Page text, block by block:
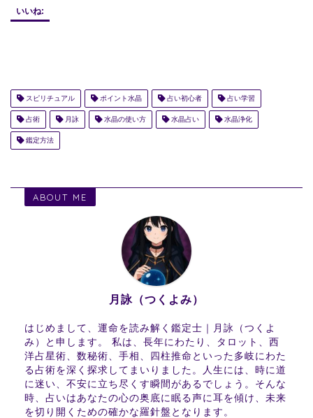
いいね:
スピリチュアル ポイント水晶 占い初心者 占い学習
占術 月詠 水晶の使い方 水晶占い 水晶浄化
鑑定方法
ABOUT ME
月詠（つくよみ）
はじめまして、運命を読み解く鑑定士｜月詠（つくよ
み）と申します。 私は、長年にわたり、タロット、西
洋占星術、数秘術、手相、四柱推命といった多岐にわた
る占術を深く探求してまいりました。人生には、時に道
に迷い、不安に立ち尽くす瞬間があるでしょう。そんな
時、占いはあなたの心の奥底に眠る声に耳を傾け、未来
を切り開くための確かな羅針盤となります。